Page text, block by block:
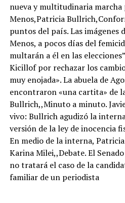
nueva y multitudinaria marcha
Menos,Patricia
puntos del país. Las imágenes
Menos, a pocos días del
multarán a él en las
Kicillof por rechazar los
muy enojada». La abuela de
encontraron «una cartita» de
Bullrich,,Minuto a minuto.
vivo: Bullrich agudizó la
versión de la ley de inocencia
En medio de la interna,
Karina Milei,,Debate. El
no tratará el caso de la
familiar de un periodista